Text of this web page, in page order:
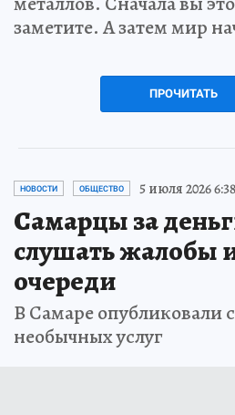
заметите. А затем мир
ПРОЧИТАТЬ
НОВОСТИ ОБЩЕСТВО 5 июля 2026 6:38
Самарцы за
слушать жалобы
очереди
В Самаре опубликовали
необычных услуг